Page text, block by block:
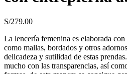
S/279.00
La lencería femenina es elaborada
como mallas, bordados y otros
delicadeza y sutilidad de estas
mucho con las transparencias, así